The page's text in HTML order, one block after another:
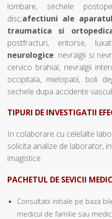
lombare, sechele
disc;afectiuni ale
traumatica si
postfracturi, entorse,
neurologice: nevralgii si
cervico brahial, nevralgii
occipitala, mielopatii, boli
sechele dupa accidente
TIPURI DE INVESTIGATII
In colaborare cu celelalte
solicita analize de laborator,
imagistice.
PACHETUL DE SEVICII
Consultatii initiale pe baza
medicul de familie sau